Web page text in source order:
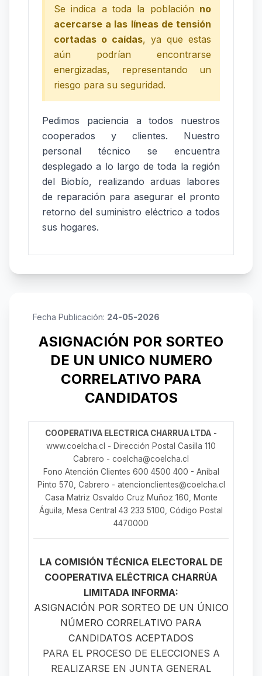
Se indica a toda la población no
acercarse a las líneas de tensión
cortadas o caídas, ya que estas
aún podrían encontrarse
energizadas, representando un
riesgo para su seguridad.
Pedimos paciencia a todos nuestros
cooperados y clientes. Nuestro
personal técnico se encuentra
desplegado a lo largo de toda la región
del Biobío, realizando arduas labores
de reparación para asegurar el pronto
retorno del suministro eléctrico a todos
sus hogares.
Fecha Publicación: 24-05-2026
ASIGNACIÓN POR SORTEO
DE UN UNICO NUMERO
CORRELATIVO PARA
CANDIDATOS
COOPERATIVA ELECTRICA CHARRUA LTDA -
www.coelcha.cl - Dirección Postal Casilla 110
Cabrero - coelcha@coelcha.cl
Fono Atención Clientes 600 4500 400 - Aníbal
Pinto 570, Cabrero - atencionclientes@coelcha.cl
Casa Matriz Osvaldo Cruz Muñoz 160, Monte
Águila, Mesa Central 43 233 5100, Código Postal
4470000
LA COMISIÓN TÉCNICA ELECTORAL DE
COOPERATIVA ELÉCTRICA CHARRÚA
LIMITADA INFORMA:
ASIGNACIÓN POR SORTEO DE UN ÚNICO
NÚMERO CORRELATIVO PARA
CANDIDATOS ACEPTADOS
PARA EL PROCESO DE ELECCIONES A
REALIZARSE EN JUNTA GENERAL